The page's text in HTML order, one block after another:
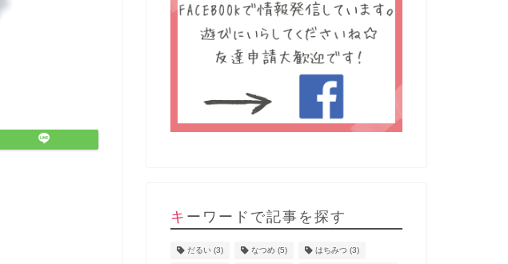
キーワードで記事を探す
だるい(3) なつめ(5) はちみつ (3)